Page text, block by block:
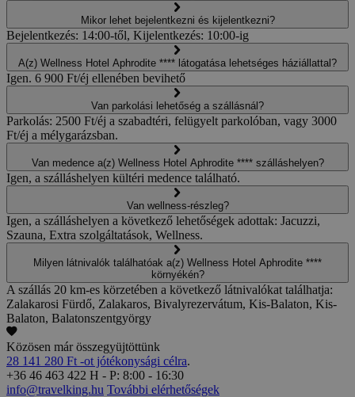
Mikor lehet bejelentkezni és kijelentkezni?
Bejelentkezés: 14:00-től, Kijelentkezés: 10:00-ig
A(z) Wellness Hotel Aphrodite **** látogatása lehetséges háziállattal?
Igen. 6 900 Ft/éj ellenében bevihető
Van parkolási lehetőség a szállásnál?
Parkolás: 2500 Ft/éj a szabadtéri, felügyelt parkolóban, vagy 3000
Ft/éj a mélygarázsban.
Van medence a(z) Wellness Hotel Aphrodite **** szálláshelyen?
Igen, a szálláshelyen kültéri medence található.
Van wellness-részleg?
Igen, a szálláshelyen a következő lehetőségek adottak: Jacuzzi,
Szauna, Extra szolgáltatások, Wellness.
Milyen látnivalók találhatóak a(z) Wellness Hotel Aphrodite ****
környékén?
A szállás 20 km-es körzetében a következő látnivalókat találhatja:
Zalakarosi Fürdő, Zalakaros, Bivalyrezervátum, Kis-Balaton, Kis-
Balaton, Balatonszentgyörgy
Közösen már összegyüjtöttünk
28 141 280 Ft -ot jótékonysági célra.
+36 46 463 422 H - P: 8:00 - 16:30
info@travelking.hu További elérhetőségek